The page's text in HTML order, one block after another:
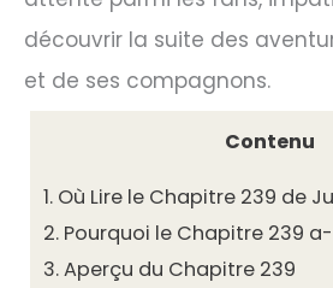
découvrir la suite des
et de ses compagnons.
Contenu
1. Où Lire le Chapitre 239 de
2. Pourquoi le Chapitre 239
3.Aperçu du Chapitre 239